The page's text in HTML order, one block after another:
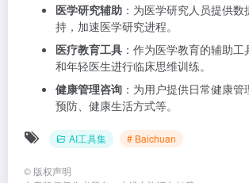
医学研究辅助 ：为医学研究人员提供
持，加速医学研究进程。
医疗教育工具 ：作为医学教育的辅助
和年轻医生进行临床思维训练。
健康管理咨询 ：为用户提供日常健康
预防、健康生活方式等。
AI工具集 # Baichuan
© 版权声明